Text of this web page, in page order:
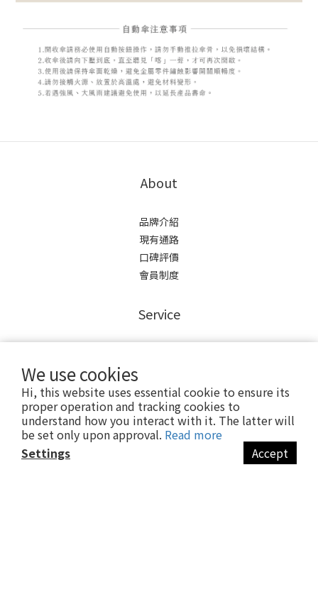
We use cookies
Hi, this website uses essential cookie to ensure its
proper operation and tracking cookies to
understand how you interact with it. The latter will
be set only upon approval. Read more
Settings
Accept
About
品牌介紹
現有通路
口碑評價
會員制度
Service
退換貨服務
舊換新傘
異業合作
Contact